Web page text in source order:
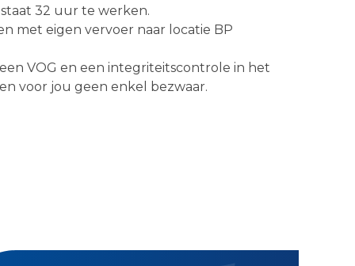
32 uur te werken.
met eigen vervoer naar locatie BP
VOG en een integriteitscontrole in het
voor jou geen enkel bezwaar.